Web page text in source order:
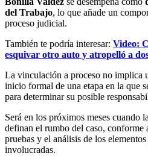
del Trabajo, lo que añade un
proceso judicial.
También te podría interesar: Video:
esquivar otro auto y atropelló a
La vinculación a proceso no implica
inicio formal de una etapa en la que
para determinar su posible
Será en los próximos meses cuando
definan el rumbo del caso, conforme
pruebas y el análisis de los
involucradas.